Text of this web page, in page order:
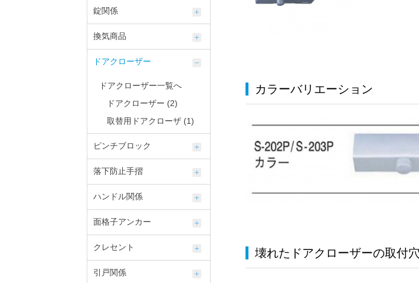
カラーバリエーション
壊れたドアクローザーの取付
錠関係
換気商品
ドアクローザー
ドアクローザー一覧へ
ドアクローザー (2)
取替用ドアクローザ (1)
ピンチブロック
落下防止手摺
ハンドル関係
面格子アンカー
クレセント
引戸関係